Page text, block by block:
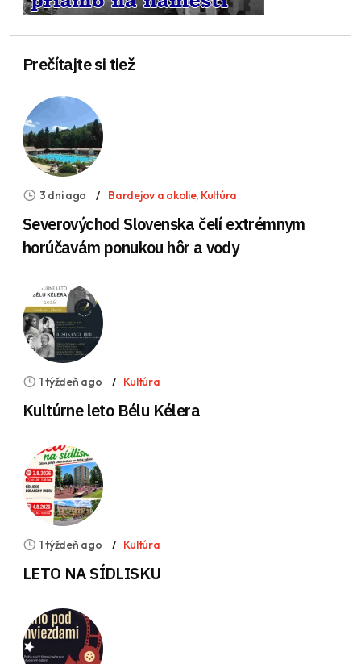
Prečítajte si tiež
3 dni ago Bardejov a okolie, Kultúra
Severovýchod Slovenska čelí extrémnym
horúčavám ponukou hôr a vody
1 týždeň ago Kultúra
Kultúrne leto Bélu Kélera
1 týždeň ago Kultúra
LETO NA SÍDLISKU